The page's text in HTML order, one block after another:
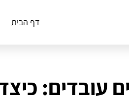
דף הבית
עובדים: